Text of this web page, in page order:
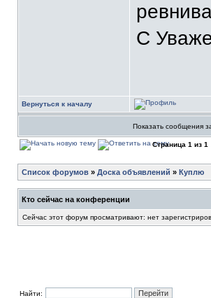
С
Вернуться к началу
Показать сообщения
Страница 1 из 1
Список форумов » Доска объявлений » Куплю
Кто сейчас на конференции
Сейчас этот форум просматривают: нет
Найти: